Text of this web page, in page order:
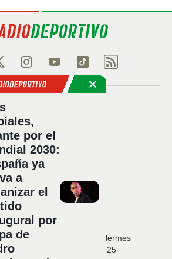
de privacidad
Política de cookies
Política Comercial
Aviso legal
de privacidad
Sobre nosotros
Código Ético
Javier, 22 · Edificio Hermes
41018 Sevilla · T. 954 216 525
por el
2030:
ya
a
el
por
de